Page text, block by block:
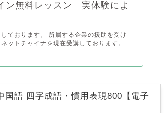
ン無料レッスン 実体験によ
ております。 所属する企業の援助を受け
ットチャイナを現在受講しております。
国語 四字成語・慣用表現800【電子